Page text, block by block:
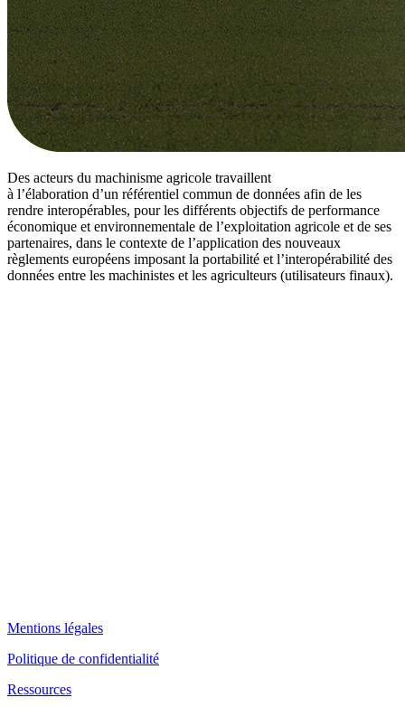
Des acteurs du machinisme agricole travaillent
à l’élaboration d’un référentiel commun de données afin de les
rendre interopérables, pour les différents objectifs de performance
économique et environnementale de l’exploitation agricole et de ses
partenaires, dans le contexte de l’application des nouveaux
règlements européens imposant la portabilité et l’interopérabilité des
données entre les machinistes et les agriculteurs (utilisateurs finaux).
Mentions légales
Politique de confidentialité
Ressources